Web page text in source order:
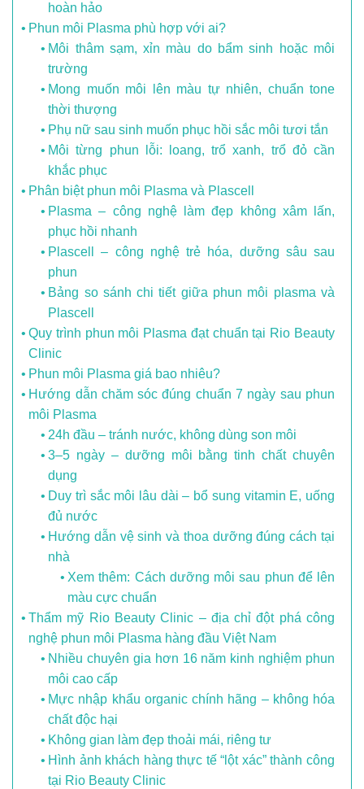
hoàn hảo
Phun môi Plasma phù hợp với ai?
Môi thâm sạm, xỉn màu do bẩm sinh hoặc môi
trường
Mong muốn môi lên màu tự nhiên, chuẩn tone
thời thượng
Phụ nữ sau sinh muốn phục hồi sắc môi tươi tắn
Môi từng phun lỗi: loang, trổ xanh, trổ đỏ cần
khắc phục
Phân biệt phun môi Plasma và Plascell
Plasma – công nghệ làm đẹp không xâm lấn,
phục hồi nhanh
Plascell – công nghệ trẻ hóa, dưỡng sâu sau
phun
Bảng so sánh chi tiết giữa phun môi plasma và
Plascell
Quy trình phun môi Plasma đạt chuẩn tại Rio Beauty
Clinic
Phun môi Plasma giá bao nhiêu?
Hướng dẫn chăm sóc đúng chuẩn 7 ngày sau phun
môi Plasma
24h đầu – tránh nước, không dùng son môi
3–5 ngày – dưỡng môi bằng tinh chất chuyên
dụng
Duy trì sắc môi lâu dài – bổ sung vitamin E, uống
đủ nước
Hướng dẫn vệ sinh và thoa dưỡng đúng cách tại
nhà
Xem thêm: Cách dưỡng môi sau phun để lên
màu cực chuẩn
Thẩm mỹ Rio Beauty Clinic – địa chỉ đột phá công
nghệ phun môi Plasma hàng đầu Việt Nam
Nhiều chuyên gia hơn 16 năm kinh nghiệm phun
môi cao cấp
Mực nhập khẩu organic chính hãng – không hóa
chất độc hại
Không gian làm đẹp thoải mái, riêng tư
Hình ảnh khách hàng thực tế “lột xác” thành công
tại Rio Beauty Clinic